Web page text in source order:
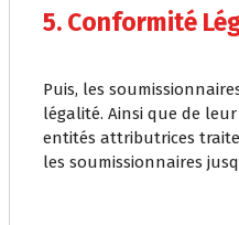
5. Conformité
Puis, les
légalité. Ainsi que de
entités attributrices
les soumissionnaires